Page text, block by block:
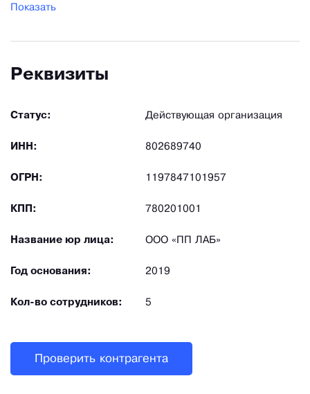
Показать
Реквизиты
Статус: Действующая организация
ИНН: 802689740
ОГРН: 1197847101957
КПП: 780201001
Название юр лица: ООО «ПП ЛАБ»
Год основания: 2019
Кол-во сотрудников: 5
Проверить контрагента